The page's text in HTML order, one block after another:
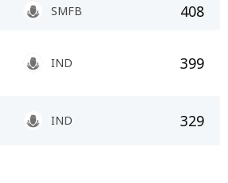
SMFB 408
IND 399
IND 329